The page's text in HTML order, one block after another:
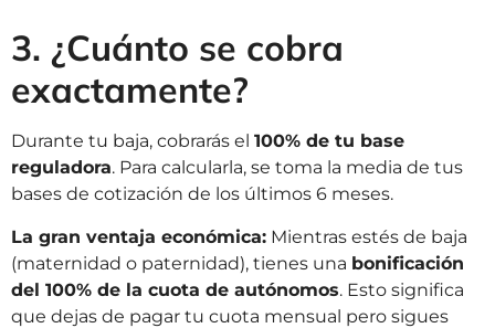
3. ¿Cuánto se cobra
exactamente?
Durante tu baja, cobrarás el 100% de tu base
reguladora. Para calcularla, se toma la media de tus
bases de cotización de los últimos 6 meses.
La gran ventaja económica: Mientras estés de baja
(maternidad o paternidad), tienes una bonificación
del 100% de la cuota de autónomos. Esto significa
que dejas de pagar tu cuota mensual pero sigues